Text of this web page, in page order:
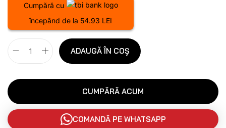
Cumpără cu
începând de la 54.93 LEI
ADAUGĂ ÎN COȘ
CUMPĂRĂ ACUM
COMANDĂ PE WHATSAPP